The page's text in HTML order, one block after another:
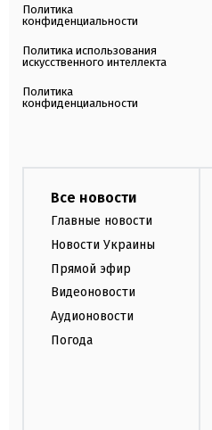
Политика
конфиденциальности
Политика использования
искусственного интеллекта
Политика
конфиденциальности
Все новости
Главные новости
Новости Украины
Прямой эфир
Видеоновости
Аудионовости
Погода